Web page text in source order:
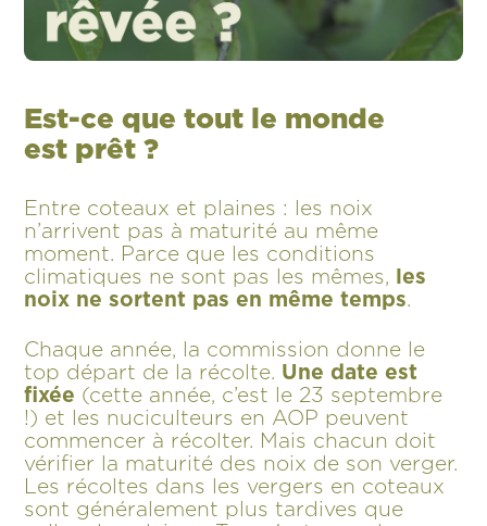
Est-ce que tout le monde
est prêt ?
Entre coteaux et plaines : les noix
n’arrivent pas à maturité au même
moment. Parce que les conditions
climatiques ne sont pas les mêmes,
les
noix ne sortent pas en même temps.
Chaque année, la commission donne le
top départ de la récolte. Une date est
fixée (cette année, c’est le 23 septembre
!) et les nuciculteurs en AOP peuvent
commencer à récolter. Mais chacun doit
vérifier la maturité des noix de son verger.
Les récoltes dans les vergers en coteaux
sont généralement plus tardives que